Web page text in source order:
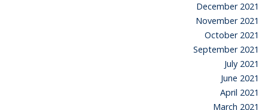
December 2021
November 2021
October 2021
September 2021
July 2021
June 2021
April 2021
March 2021